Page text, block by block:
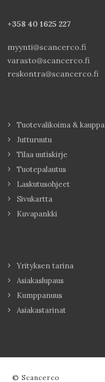
+358 40 1625 227
myynti@scancerco.fi
varasto@scancerco.fi
reskontra@scancerco.fi
Tuotevalikoima & kauppa
Jutturuutu
Tilaa uutiskirje
Tuotepalautus
Laskutusohjeet
Sivukartta
Kuvapankki
Yrityksen tarina
Asiakaslupaus
Kumppanuus
Asiakastarinat
© Scancerco